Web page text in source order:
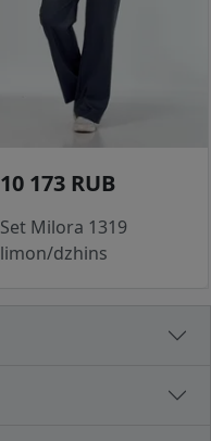
10 173 RUB
Set Milora 1319
limon/dzhins